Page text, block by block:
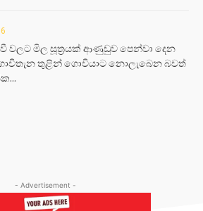
වී වලට මිල සූත්‍රයක් ආණුඩුව පෙන්වා දෙන
තුළින් ගොවියාට නොලැබෙන බවත්
- Advertisement -